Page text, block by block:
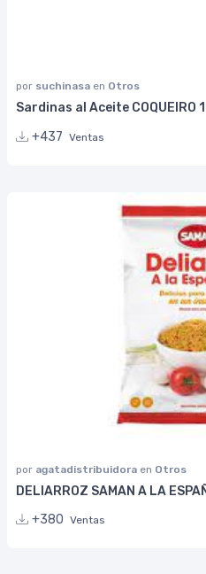
por suchinasa en Otros
Sardinas al Aceite COQUEIRO
+437 Ventas
por agatadistribuidora en Otros
DELIARROZ SAMAN A LA
+380 Ventas